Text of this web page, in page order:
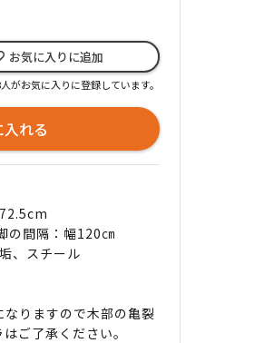
お気に入りに追加
がお気に入りに登録しています。
れる
の間隔：幅120㎝
、スチール
りますので木部の亀裂
ご了承ください。